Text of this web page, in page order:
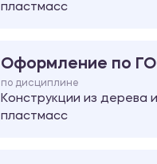
пластмасс
Оформление по
по дисциплине
Конструкции из дерева и
пластмасс